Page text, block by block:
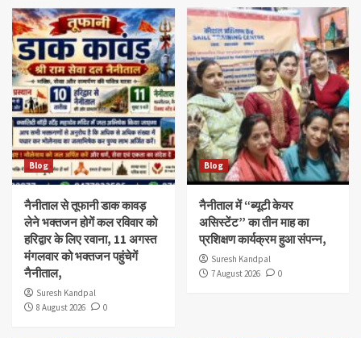
Blog
नैनीताल से तूफानी डाक कावड़
लेने भक्तजन होगें कल रविवार को
हरिद्वार के लिए रवाना, 11 अगस्त
मंगलवार को भक्तजन पहुंचेगें
नैनीताल,
Suresh Kandpal
8 August 2026
0
Blog
नैनीताल में “ब्यूटी केयर
असिस्टेंट” का तीन माह का
प्रशिक्षण कार्यक्रम हुआ संपन्न,
Suresh Kandpal
7 August 2026
0